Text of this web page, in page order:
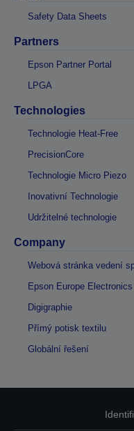
Safety Data Sheets
Partners
Epson Partner Portal
LPGA
Technologies
Technologie Heat-Free
PrecisionCore
Technologie Micro Piezo
Inovativní Technologie
Udržitelné technologie
Company
Webová stránka vedení
Epson Europe Electronics
Digigraphie
Přímý potisk textilu
Globální řešení